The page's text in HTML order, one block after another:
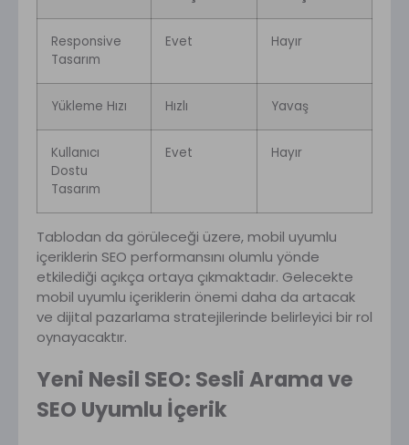
Responsive
Tasarım
Evet Hayır
Yükleme Hızı Hızlı Yavaş
Kullanıcı
Dostu
Tasarım
Evet Hayır
Tablodan da görüleceği üzere, mobil uyumlu
içeriklerin SEO performansını olumlu yönde
etkilediği açıkça ortaya çıkmaktadır. Gelecekte
mobil uyumlu içeriklerin önemi daha da artacak
ve dijital pazarlama stratejilerinde belirleyici bir rol
oynayacaktır.
Yeni Nesil SEO: Sesli Arama ve
SEO Uyumlu İçerik